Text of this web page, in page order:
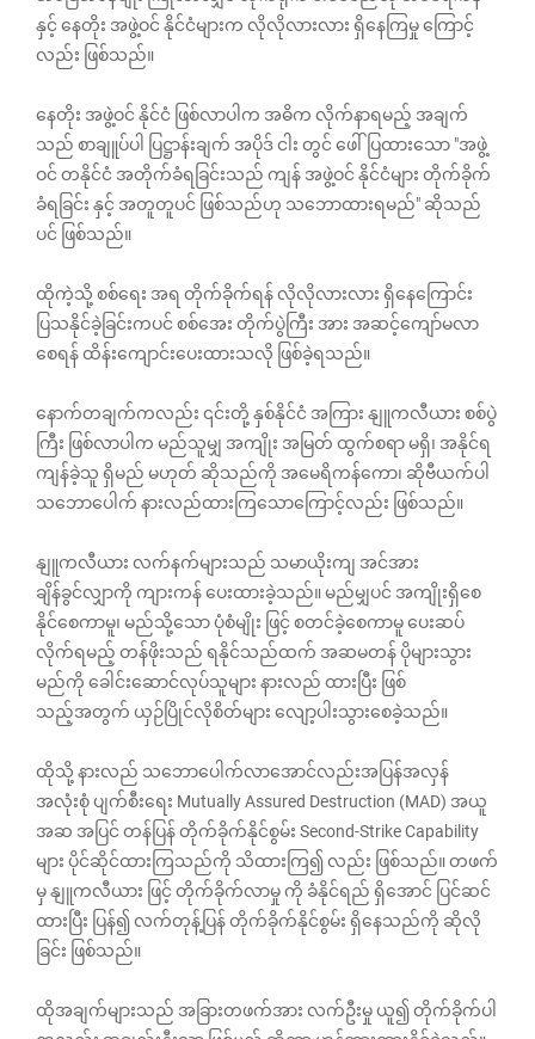
နှင့် နေတိုး အဖွဲ့ဝင် နိုင်ငံများက လိုလိုလားလား ရှိနေကြမှု ကြောင့်
လည်း ဖြစ်သည်။
နေတိုး အဖွဲ့ဝင် နိုင်ငံ ဖြစ်လာပါက အဓိက လိုက်နာရမည့် အချက်
သည် စာချူပ်ပါ ပြဋ္ဌာန်းချက် အပိုဒ် ငါး တွင် ဖေါ်ပြထားသော "အဖွဲ့
ဝင် တနိုင်ငံ အတိုက်ခံရခြင်းသည် ကျန် အဖွဲ့ဝင် နိုင်ငံများ တိုက်ခိုက်
ခံရခြင်း နှင့် အတူတူပင် ဖြစ်သည်ဟု သဘောထားရမည်" ဆိုသည်
ပင် ဖြစ်သည်။
ထိုကဲ့သို့ စစ်ရေး အရ တိုက်ခိုက်ရန် လိုလိုလားလား ရှိနေကြောင်း
ပြသနိုင်ခဲ့ခြင်းကပင် စစ်အေး တိုက်ပွဲကြီး အား အဆင့်ကျော်မလာ
စေရန် ထိန်းကျောင်းပေးထားသလို ဖြစ်ခဲ့ရသည်။
နောက်တချက်ကလည်း ၎င်းတို့ နှစ်နိုင်ငံ အကြား နျူကလီယား စစ်ပွဲ
ကြီး ဖြစ်လာပါက မည်သူမျှ အကျိုး အမြတ် ထွက်စရာ မရှိ၊ အနိုင်ရ
ကျန်ခဲ့သူ ရှိမည် မဟုတ် ဆိုသည်ကို အမေရိကန်ကော၊ ဆိုဗီယက်ပါ
သဘောပေါက် နားလည်ထားကြသောကြောင့်လည်း ဖြစ်သည်။
နျူကလီယား လက်နက်များသည် သမာယိုးကျ အင်အား
ချိန်ခွင်လျှာကို ကျားကန် ပေးထားခဲ့သည်။ မည်မျှပင် အကျိုးရှိစေ
နိုင်စေကာမူ၊ မည်သို့သော ပုံစံမျိုး ဖြင့် စတင်ခဲ့စေကာမူ ပေးဆပ်
လိုက်ရမည့် တန်ဖိုးသည် ရနိုင်သည်ထက် အဆမတန် ပိုများသွား
မည်ကို ခေါင်းဆောင်လုပ်သူများ နားလည် ထားပြီး ဖြစ်
သည့်အတွက် ယှဉ်ပြိုင်လိုစိတ်များ လျော့ပါးသွားစေခဲ့သည်။
ထိုသို့ နားလည် သဘောပေါက်လာအောင်လည်းအပြန်အလှန်
အလုံးစုံ ပျက်စီးရေး Mutually Assured Destruction (MAD) အယူ
အဆ အပြင် တန်ပြန် တိုက်ခိုက်နိုင်စွမ်း Second-Strike Capability
များ ပိုင်ဆိုင်ထားကြသည်ကို သိထားကြ၍ လည်း ဖြစ်သည်။ တဖက်
မှ နျူကလီယား ဖြင့် တိုက်ခိုက်လာမှု ကို ခံနိုင်ရည် ရှိအောင် ပြင်ဆင်
ထားပြီး ပြန်၍ လက်တုန့်ပြန် တိုက်ခိုက်နိုင်စွမ်း ရှိနေသည်ကို ဆိုလို
ခြင်း ဖြစ်သည်။
ထိုအချက်များသည် အခြားတဖက်အား လက်ဦးမှု ယူ၍ တိုက်ခိုက်ပါ